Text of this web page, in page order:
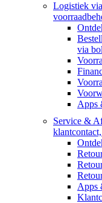
Logistiek
via bol
Apps
Service &
Apps